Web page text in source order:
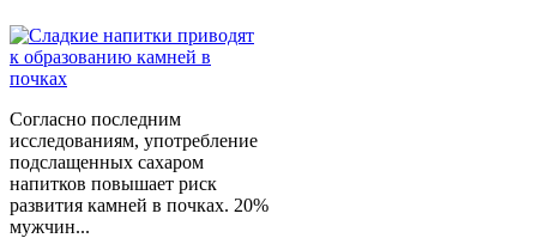
Согласно последним
исследованиям, употребление
подслащенных сахаром
напитков повышает риск
развития камней в почках. 20%
мужчин...